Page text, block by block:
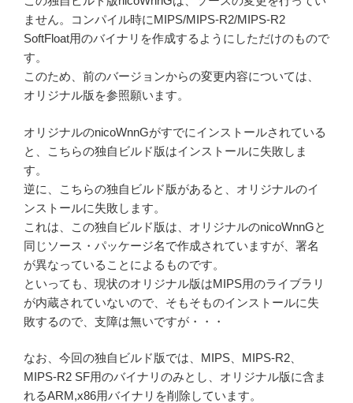
ません。コンパイル時にMIPS/MIPS-R2/MIPS-R2
SoftFloat用のバイナリを作成するようにしただけのもので
す。
このため、前のバージョンからの変更内容については、
オリジナル版を参照願います。
オリジナルのnicoWnnGがすでにインストールされている
と、こちらの独自ビルド版はインストールに失敗しま
す。
逆に、こちらの独自ビルド版があると、オリジナルのイ
ンストールに失敗します。
これは、この独自ビルド版は、オリジナルのnicoWnnGと
同じソース・パッケージ名で作成されていますが、署名
が異なっていることによるものです。
といっても、現状のオリジナル版はMIPS用のライブラリ
が内蔵されていないので、そもそものインストールに失
敗するので、支障は無いですが・・・
なお、今回の独自ビルド版では、MIPS、MIPS-R2、
MIPS-R2 SF用のバイナリのみとし、オリジナル版に含ま
れるARM,x86用バイナリを削除しています。